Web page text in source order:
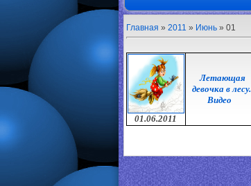
Главная » 2011 » Июнь » 01
01.06.2011
Летающая
девочка в лесу.
Видео